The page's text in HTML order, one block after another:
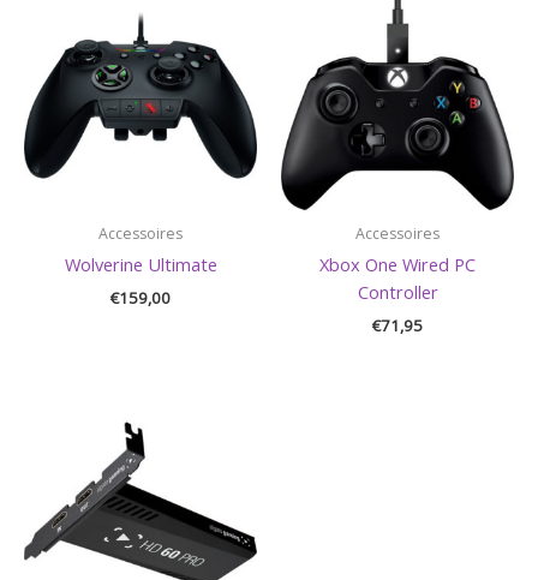
Accessoires
Wolverine Ultimate
€159,00
Accessoires
Xbox One Wired PC
Controller
€71,95